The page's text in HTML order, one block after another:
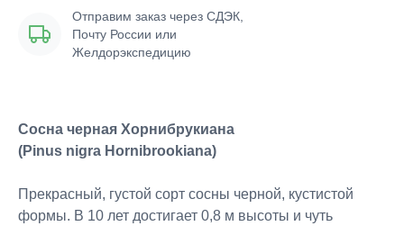
Отправим заказ через СДЭК,
Почту России или
Желдорэкспедицию
Сосна черная Хорнибрукиана
(Pinus nigra Hornibrookiana)
Прекрасный, густой сорт сосны черной, кустистой
формы. В 10 лет достигает 0,8 м высоты и чуть